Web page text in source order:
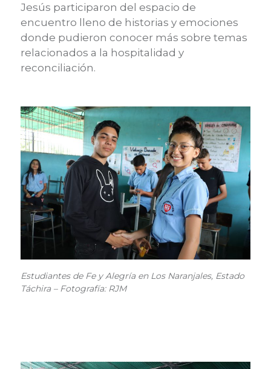
Jesús participaron del espacio de
encuentro lleno de historias y emociones
donde pudieron conocer más sobre temas
relacionados a la hospitalidad y
reconciliación.
Estudiantes de Fe y Alegría en Los Naranjales, Estado
Táchira – Fotografía: RJM